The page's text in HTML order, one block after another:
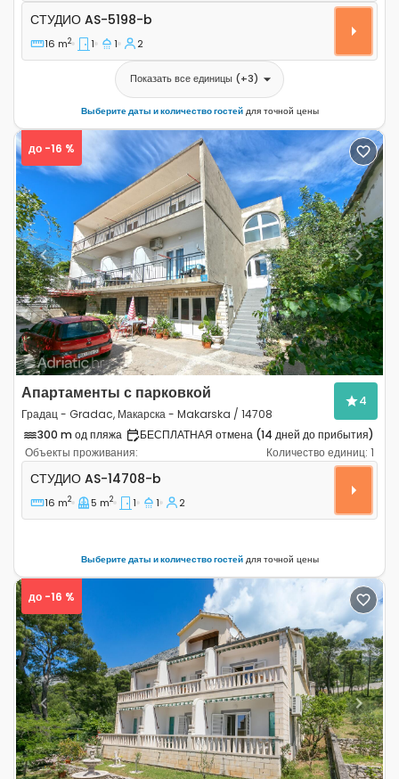
Студио AS-5198-b
СТУДИО AS-5198-b
16 m2 1 1 2
Показать все единицы (+3)
Выберите даты и количество гостейдля точной цены
Previous Next
до -16 %
Апартаменты с парковкой
Градац - Gradac, Макарска - Makarska / 14708
4
300 m од пляжа
БЕСПЛАТНАЯ отмена (14 дней до прибытия)
Объекты проживания:
Количество единиц: 1
Студио-апартаменты Градац - Gradac, Макарска -
СТУДИО AS-14708-b
16 m2 5 m2 1 1 2
Выберите даты и количество гостейдля точной цены
Previous Next
до -16 %